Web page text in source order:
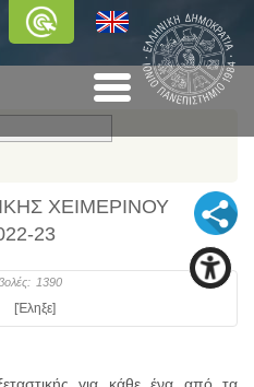
ΧΕΙΜΕΡΙΝΟΥ
23
1390
[Έληξε]